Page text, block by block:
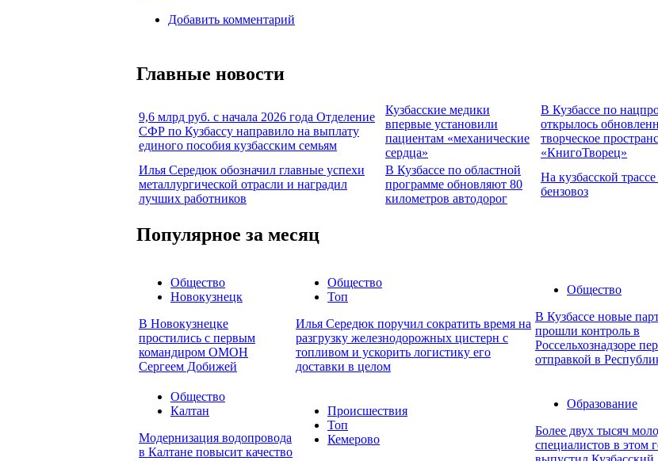
Добавить комментарий
Главные новости
9,6 млрд руб. с начала 2026 года Отделение
СФР по Кузбассу направило на выплату
единого пособия кузбасским семьям
Кузбасские медики
впервые установили
пациентам «механические
сердца»
В Кузбассе по
открылось
творческое
«КнигоТворец»
Илья Середюк обозначил главные успехи
металлургической отрасли и наградил
лучших работников
В Кузбассе по областной
программе обновляют 80
километров автодорог
На кузбасской
бензовоз
Популярное за месяц
Общество
Новокузнецк
В Новокузнецке
простились с первым
командиром ОМОН
Сергеем Добижей
Общество
Топ
Илья Середюк поручил сократить время на
разгрузку железнодорожных цистерн с
топливом и ускорить логистику его
доставки в целом
Общество
В Кузбассе новые
прошли контроль в
Россельхознадзоре
отправкой в
Общество
Калтан
Модернизация водопровода
в Калтане повысит качество
Происшествия
Топ
Кемерово
Образование
Более двух тысяч
специалистов в этом